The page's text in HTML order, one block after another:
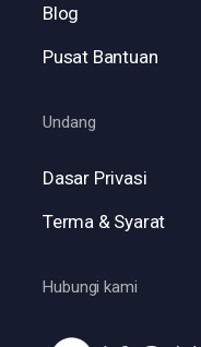
Blog
Pusat Bantuan
Undang
Dasar Privasi
Terma & Syarat
Hubungi kami